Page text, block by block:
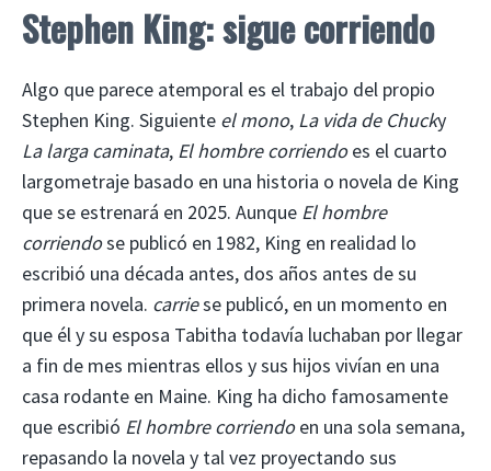
Stephen King: sigue corriendo
Algo que parece atemporal es el trabajo del propio
Stephen King. Siguiente el mono, La vida de Chucky
La larga caminata, El hombre corriendoes el cuarto
largometraje basado en una historia o novela de King
que se estrenará en 2025. Aunque El hombre
corriendose publicó en 1982, King en realidad lo
escribió una década antes, dos años antes de su
primera novela. carriese publicó, en un momento en
que él y su esposa Tabitha todavía luchaban por llegar
a fin de mes mientras ellos y sus hijos vivían en una
casa rodante en Maine. King ha dicho famosamente
que escribió El hombre corriendoen una sola semana,
repasando la novela y tal vez proyectando sus